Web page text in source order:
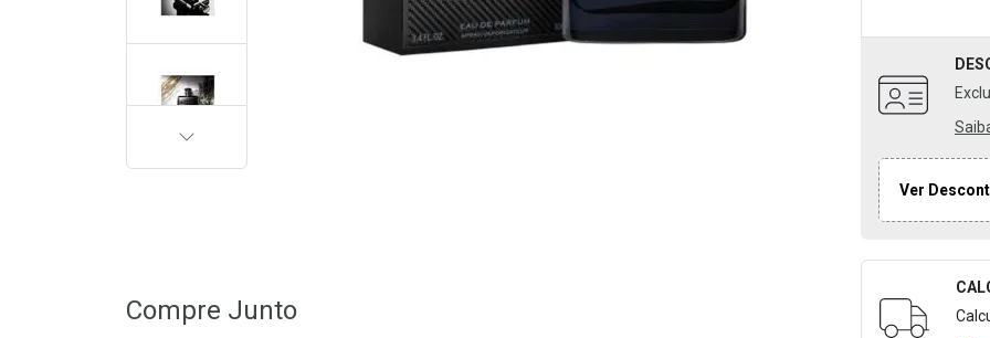
Ver
PRÓXIMA
Compre Junto